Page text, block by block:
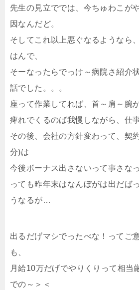
先生の見立ででは、今ちゅわこが
因なんだど。
そしてこれ以上悪ぐなるようなら
はんで、
そーなったらでっけ～病院さ紹介
話でした。。。
座って作業してれば、首～肩～腕
痺れでくるのば我慢しながら、仕
その後、会社の方針変わって、契
分)は
今後ボーナス出さないって事さな
っても昨年末はなんぼがは出だば
うなるが…
出るだげマシでったべな！ってご
も、
月給10万だげでやりくりって相当
での～＞＜